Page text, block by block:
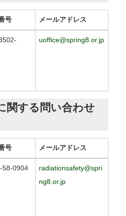
号 メールアドレス
uoffice@spring8.or.jp
関する問い合わせ
号 メールアドレス
58-0904
radiationsafety@spri
ng8.or.jp